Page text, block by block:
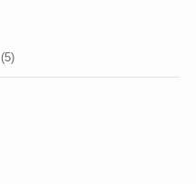
(5)